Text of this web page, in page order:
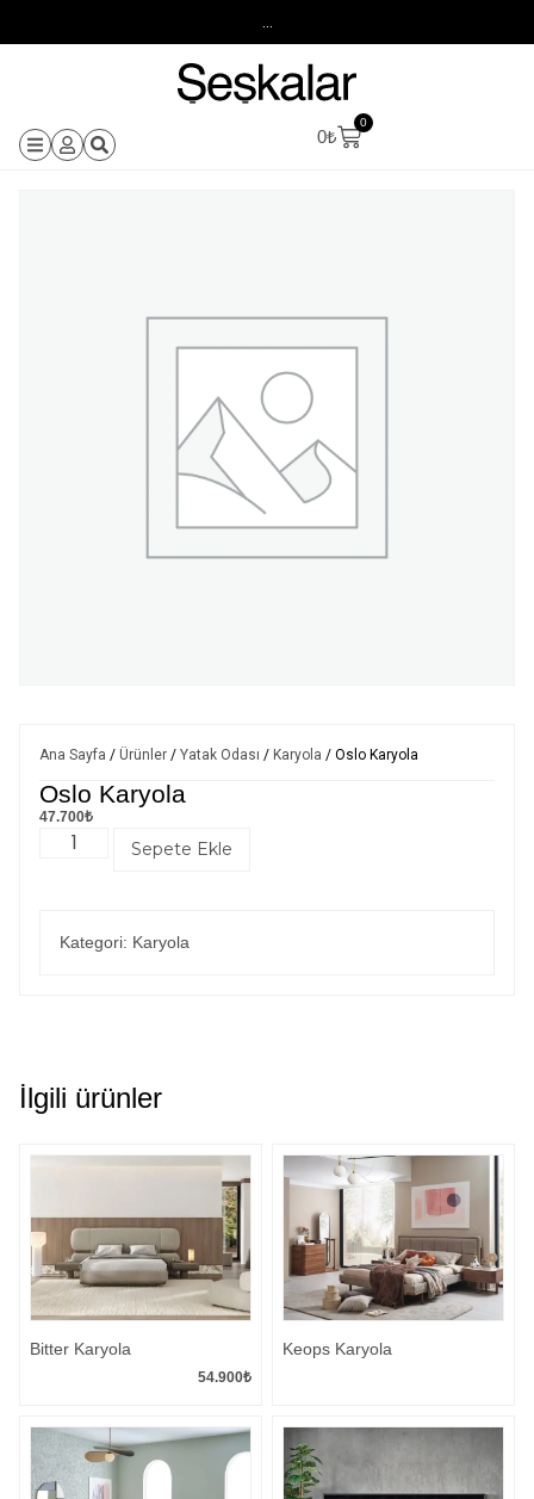
0₺
0
Ana Sayfa / Ürünler / Yatak Odası / Karyola / Oslo Karyola
Oslo Karyola
47.700₺
Sepete Ekle
Kategori: Karyola
İlgili ürünler
Bitter Karyola
54.900₺
Keops Karyola